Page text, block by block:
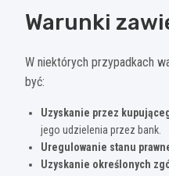
Warunki
W niektórych przypadkach
być:
Uzyskanie przez
jego udzielenia przez bank.
Uregulowanie stanu
Uzyskanie określonych